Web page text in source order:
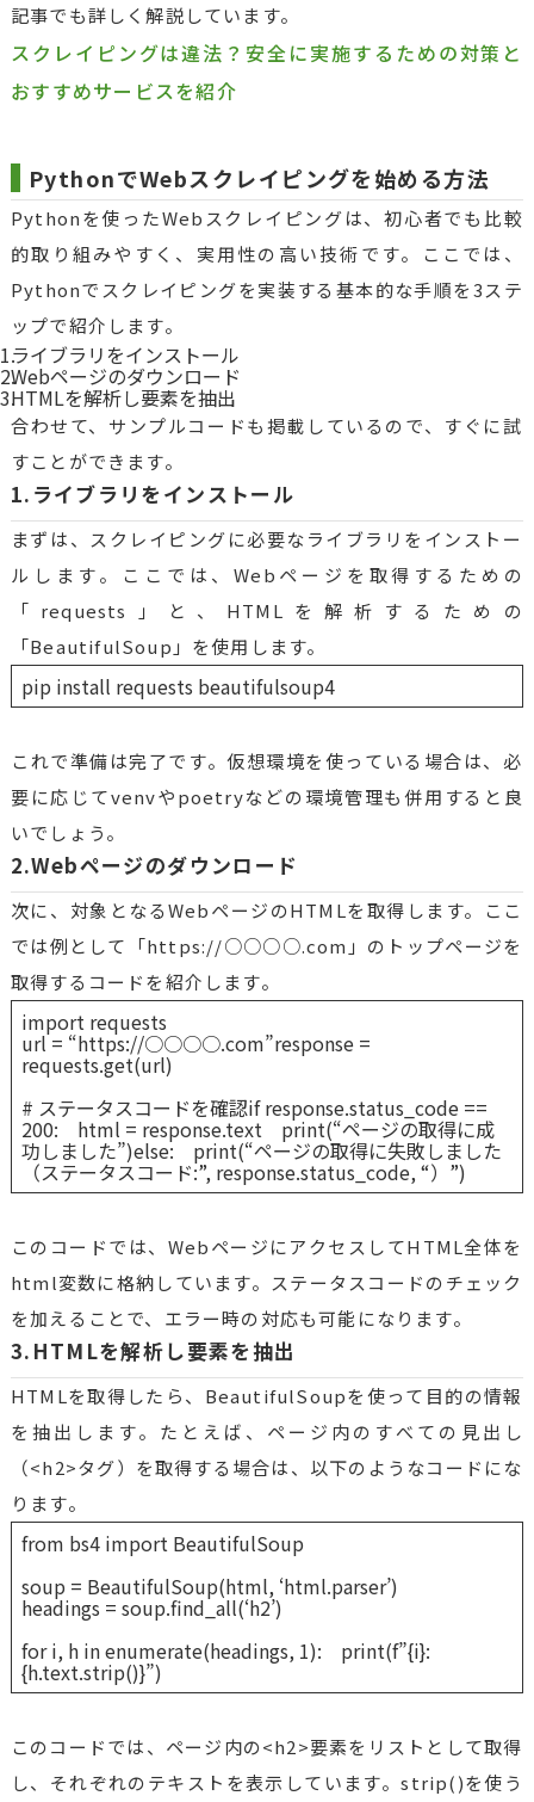
記事でも詳しく解説しています。
スクレイピングは違法？安全に実施するための対策と
おすすめサービスを紹介
PythonでWebスクレイピングを始める方法
Pythonを使ったWebスクレイピングは、初心者でも比較
的取り組みやすく、実用性の高い技術です。ここでは、
Pythonでスクレイピングを実装する基本的な手順を3ステ
ップで紹介します。
ライブラリをインストール
Webページのダウンロード
HTMLを解析し要素を抽出
合わせて、サンプルコードも掲載しているので、すぐに試
すことができます。
1.ライブラリをインストール
まずは、スクレイピングに必要なライブラリをインストー
ルします。ここでは、Webページを取得するための
「requests」と、HTMLを解析するための
「BeautifulSoup」を使用します。
pip install requests beautifulsoup4
これで準備は完了です。仮想環境を使っている場合は、必
要に応じてvenvやpoetryなどの環境管理も併用すると良
いでしょう。
2.Webページのダウンロード
次に、対象となるWebページのHTMLを取得します。ここ
では例として「https://○○○○.com」のトップページを
取得するコードを紹介します。
import requests
url = “https://○○○○.com”response =
requests.get(url)
# ステータスコードを確認if response.status_code ==
200: html = response.text print(“ページの取得に成
功しました”)else: print(“ページの取得に失敗しました
（ステータスコード:”, response.status_code, “）”)
このコードでは、WebページにアクセスしてHTML全体を
html変数に格納しています。ステータスコードのチェック
を加えることで、エラー時の対応も可能になります。
3.HTMLを解析し要素を抽出
HTMLを取得したら、BeautifulSoupを使って目的の情報
を抽出します。たとえば、ページ内のすべての見出し
（<h2>タグ）を取得する場合は、以下のようなコードにな
ります。
from bs4 import BeautifulSoup
soup = BeautifulSoup(html, ‘html.parser’)
headings = soup.find_all(‘h2’)
for i, h in enumerate(headings, 1): print(f”{i}:
{h.text.strip()}”)
このコードでは、ページ内の<h2>要素をリストとして取得
し、それぞれのテキストを表示しています。strip()を使う